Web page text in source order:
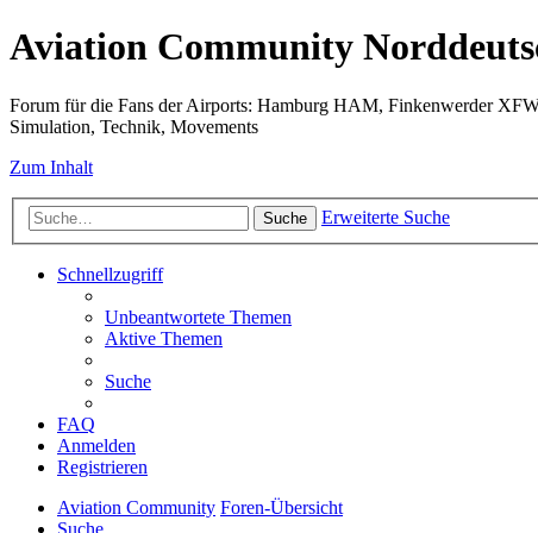
Aviation Community
Forum für die Fans der Airports: Hamburg HAM, Finkenwerder
Simulation, Technik, Movements
Zum Inhalt
Suche Erweiterte Suche
Schnellzugriff
Unbeantwortete Themen
Aktive Themen
Suche
FAQ
Anmelden
Registrieren
Aviation Community Foren-Übersicht